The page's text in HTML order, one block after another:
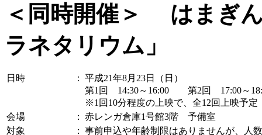
＜同時開催＞ はまぎ
ラネタリウム」
日時 ： 平成21年8月23日（日）
第1回 14:30～16:00 第2回 17:00～
※1回10分程度の上映で、全12回上映予定
会場
： 赤レンガ倉庫1号館3階 予備室
対象
： 事前申込や年齢制限はありませんが、人